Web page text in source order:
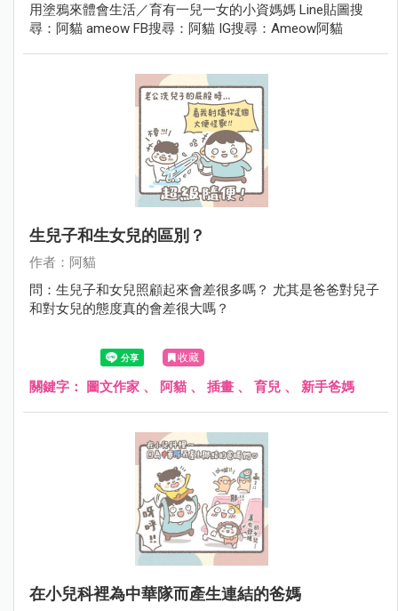
用塗鴉來體會生活／育有一兒一女的小資媽媽 Line貼圖搜
尋：阿貓 ameow FB搜尋：阿貓 IG搜尋：Ameow阿貓
生兒子和生女兒的區別？
作者：阿貓
問：生兒子和女兒照顧起來會差很多嗎？ 尤其是爸爸對兒子
和對女兒的態度真的會差很大嗎？
收藏
關鍵字： 圖文作家 、 阿貓 、 插畫 、 育兒 、 新手爸媽
在小兒科裡為中華隊而產生連結的爸媽